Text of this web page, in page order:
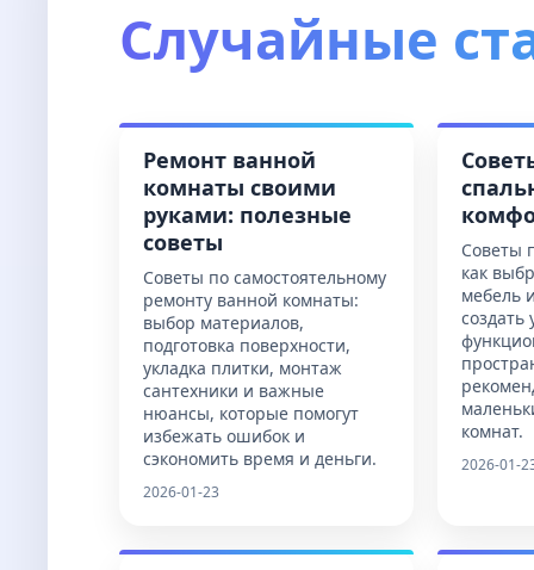
Случайные
Ремонт ванной
комнаты своими
руками: полезные
советы
Советы по самостоятельному
ремонту ванной комнаты:
выбор материалов,
подготовка поверхности,
укладка плитки, монтаж
сантехники и важные
нюансы, которые помогут
избежать ошибок и
сэкономить время и деньги.
2026-01-23
Советы
как
мебель
создать
комнат.
2026-01-